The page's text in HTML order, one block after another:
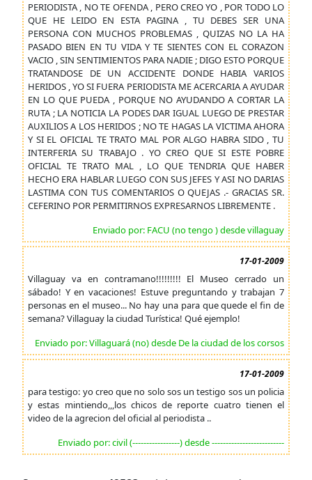
PERIODISTA , NO TE OFENDA , PERO CREO YO , POR TODO LO
QUE HE LEIDO EN ESTA PAGINA , TU DEBES SER UNA
PERSONA CON MUCHOS PROBLEMAS , QUIZAS NO LA HA
PASADO BIEN EN TU VIDA Y TE SIENTES CON EL CORAZON
VACIO , SIN SENTIMIENTOS PARA NADIE ; DIGO ESTO PORQUE
TRATANDOSE DE UN ACCIDENTE DONDE HABIA VARIOS
HERIDOS , YO SI FUERA PERIODISTA ME ACERCARIA A AYUDAR
EN LO QUE PUEDA , PORQUE NO AYUDANDO A CORTAR LA
RUTA ; LA NOTICIA LA PODES DAR IGUAL LUEGO DE PRESTAR
AUXILIOS A LOS HERIDOS ; NO TE HAGAS LA VICTIMA AHORA
Y SI EL OFICIAL TE TRATO MAL POR ALGO HABRA SIDO , TU
INTERFERIA SU TRABAJO . YO CREO QUE SI ESTE POBRE
OFICIAL TE TRATO MAL , LO QUE TENDRIA QUE HABER
HECHO ERA HABLAR LUEGO CON SUS JEFES Y ASI NO DARIAS
LASTIMA CON TUS COMENTARIOS O QUEJAS .- GRACIAS SR.
CEFERINO POR PERMITIRNOS EXPRESARNOS LIBREMENTE .
Enviado por: FACU (no tengo ) desde villaguay
17-01-2009
Villaguay va en contramano!!!!!!!!! El Museo cerrado un
sábado! Y en vacaciones! Estuve preguntando y trabajan 7
personas en el museo... No hay una para que quede el fin de
semana? Villaguay la ciudad Turística! Qué ejemplo!
Enviado por: Villaguará (no) desde De la ciudad de los corsos
17-01-2009
para testigo: yo creo que no solo sos un testigo sos un policia
y estas mintiendo,,,los chicos de reporte cuatro tienen el
video de la agrecion del oficial al periodista ..
Enviado por: civil (-----------------) desde --------------------------